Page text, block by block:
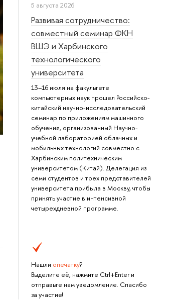
5 августа 2026
Развивая сотрудничество:
совместный семинар ФКН
ВШЭ и Харбинского
технологического
университета
13–16 июля на факультете
компьютерных наук прошел Российско-
китайский научно-исследовательский
семинар по приложениям машинного
обучения, организованный Научно-
учебной лабораторией облачных и
мобильных технологий совместно с
Харбинским политехническим
университетом (Китай). Делегация из
семи студентов и трех представителей
университета прибыла в Москву, чтобы
принять участие в интенсивной
четырехдневной программе.
Нашли опечатку?
Выделите её, нажмите Ctrl+Enter и
отправьте нам уведомление. Спасибо
за участие!